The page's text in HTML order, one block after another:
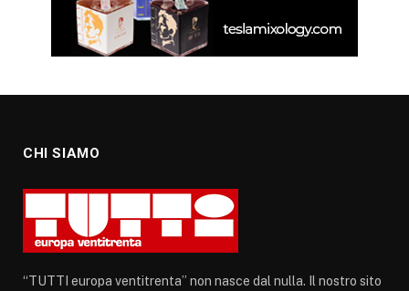
CHI SIAMO
“TUTTI europa ventitrenta” non nasce dal nulla. Il nostro sito